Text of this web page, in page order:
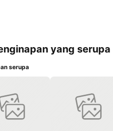
yang serupa
serupa